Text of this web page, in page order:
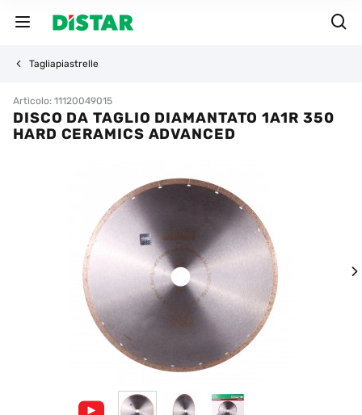
Tagliapiastrelle
Articolo: 11120049015
DISCO DA TAGLIO DIAMANTATO 1A1R 350
HARD CERAMICS ADVANCED